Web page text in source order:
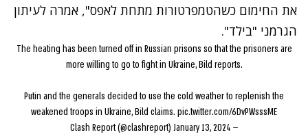
את החימום כשהטמפרטורות מתחת לאפס", אמרה לעיתון
הגרמני "בילד".
The heating has been turned off in Russian prisons so that the prisoners are
more willing to go to fight in Ukraine, Bild reports.
Putin and the generals decided to use the cold weather to replenish the
weakened troops in Ukraine, Bild claims. pic.twitter.com/6DvPWsssME
— Clash Report (@clashreport)
January 13, 2024